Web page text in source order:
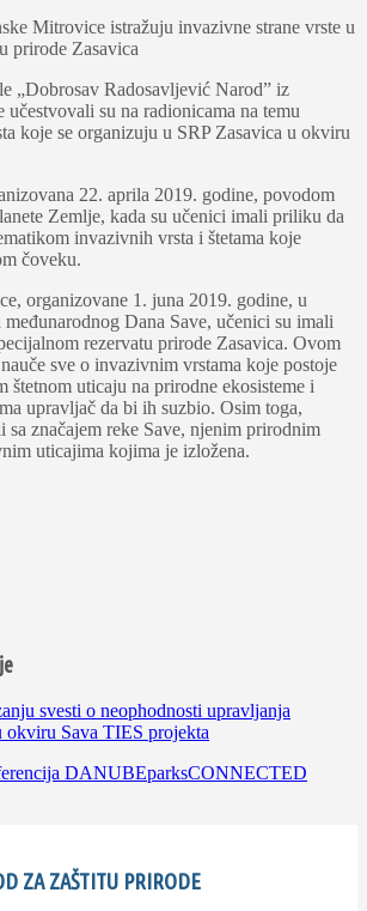
„Dobrosav Radosavljević Narod” iz
su na radionicama na temu
koje se organizuju u SRP Zasavica u okviru
22. aprila 2019. godine, povodom
Zemlje, kada su učenici imali priliku da
invazivnih vrsta i štetama koje
čoveku.
organizovane 1. juna 2019. godine, u
Dana Save, učenici su imali
rezervatu prirode Zasavica. Ovom
sve o invazivnim vrstama koje postoje
štetnom uticaju na prirodne ekosisteme i
upravljač da bi ih suzbio. Osim toga,
sa značajem reke Save, njenim prirodnim
uticajima kojima je izložena.
svesti o neophodnosti upravljanja
okviru Sava TIES projekta
DANUBEparksCONNECTED
ZA ZAŠTITU PRIRODE